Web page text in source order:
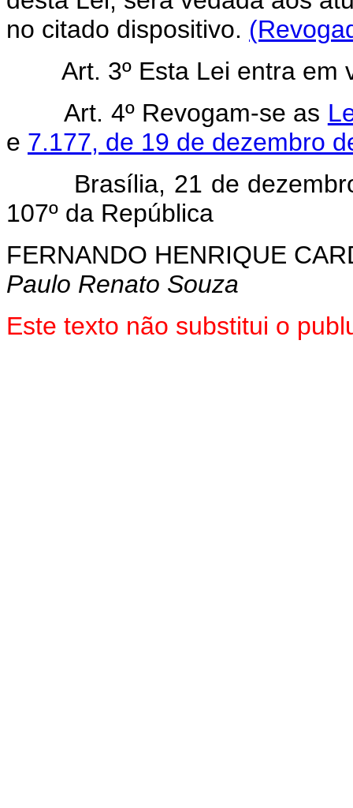
no citado dispositivo.
Art. 3º Esta Lei entra em
Art. 4º Revogam-se as
e 7.177, de 19 de dezembro
Brasília, 21 de dezembro
107º da República
FERNANDO HENRIQUE
Paulo Renato Souza
Este texto não substitui o